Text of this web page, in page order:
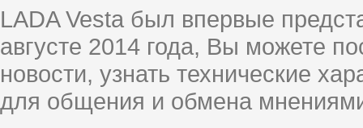
LADA Vesta был впервые
августе 2014 года, Вы можете
новости, узнать технические
для общения и обмена